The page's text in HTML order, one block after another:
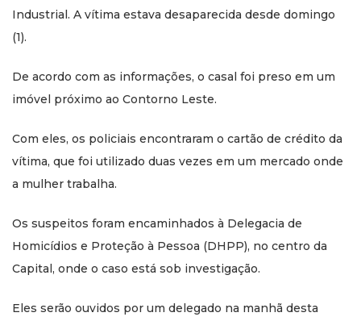
Industrial. A vítima estava desaparecida desde domingo
(1).
De acordo com as informações, o casal foi preso em um
imóvel próximo ao Contorno Leste.
Com eles, os policiais encontraram o cartão de crédito da
vítima, que foi utilizado duas vezes em um mercado onde
a mulher trabalha.
Os suspeitos foram encaminhados à Delegacia de
Homicídios e Proteção à Pessoa (DHPP), no centro da
Capital, onde o caso está sob investigação.
Eles serão ouvidos por um delegado na manhã desta